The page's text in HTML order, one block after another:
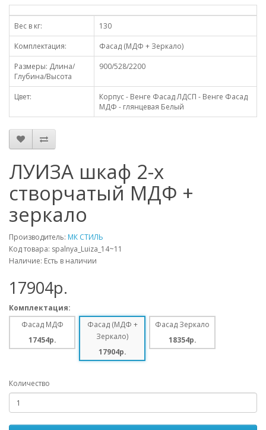
Вес в кг:
130
Комплектация:
Фасад (МДФ + Зеркало)
Размеры: Длина/
Глубина/Высота
900/528/2200
Цвет:
Корпус - Венге Фасад ЛДСП - Венге Фасад
МДФ - глянцевая Белый
ЛУИЗА шкаф 2-х
створчатый МДФ +
зеркало
Производитель: МК СТИЛЬ
Код товара: spalnya_Luiza_14~11
Наличие: Есть в наличии
17904p.
Комплектация:
Фасад МДФ
17454p.
Фасад (МДФ +
Зеркало)
17904p.
Фасад Зеркало
18354p.
Количество